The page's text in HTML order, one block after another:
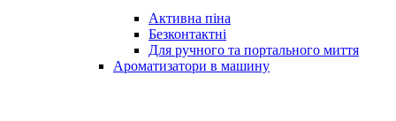
Активна піна
Безконтактні
Для ручного та портального миття
Ароматизатори в машину